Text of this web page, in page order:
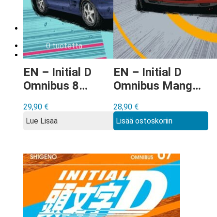
Tilauksen peruminen
Uutiskirje
EN
0,00€ 0 tuotetta
EN – Initial D
Omnibus 8
16)
29,90 €
Lue Lisää
EN – Initial D
Omnibus Manga
18)
28,90 €
Lisää ostoskoriin